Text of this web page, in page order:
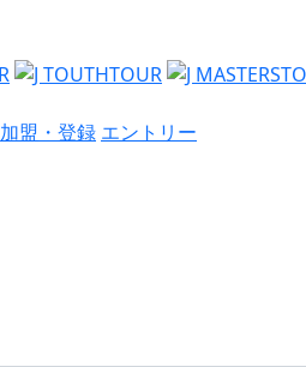
加盟・登録 エントリー